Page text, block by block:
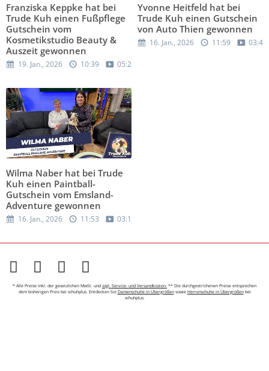
Franziska Keppke hat bei
Trude Kuh einen Fußpflege
Gutschein vom
Kosmetikstudio Beauty &
Auszeit gewonnen
19. Jan., 2026 10:39 05:27
Yvonne Heitfeld hat bei
Trude Kuh einen Gutschein
von Auto Thien gewonnen
16. Jan., 2026 11:59 03:42
Wilma Naber hat bei Trude
Kuh einen Paintball-
Gutschein vom Emsland-
Adventure gewonnen
16. Jan., 2026 11:53 03:19
* Alle Preise inkl. der gesetzlichen MwSt. und zzgl. Service- und Versandkosten. ** Die durchgestrichenen Preise entsprechen
dem bisherigen Preis bei schuhplus. Entdecken Sie Damenschuhe in Übergrößensowie Herrenschuhe in Übergrößenbei
schuhplus.